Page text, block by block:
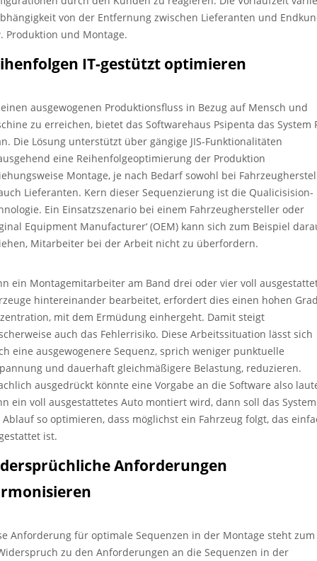
von der Entfernung zwischen Lieferanten und
Produktion und Montage.
IT-gestützt optimieren
ausgewogenen Produktionsfluss in Bezug auf Mensch und
zu erreichen, bietet das Softwarehaus Psipenta das System
Die Lösung unterstützt über gängige JIS-Funktionalitäten
eine Reihenfolgeoptimierung der Produktion
Montage, je nach Bedarf sowohl bei
Lieferanten. Kern dieser Sequenzierung ist die Qualicisision-
Ein Einsatzszenario bei einem Fahrzeughersteller oder
Equipment Manufacturer‘ (OEM) kann sich zum Beispiel
Mitarbeiter bei der Arbeit nicht zu überfordern.
ein Montagemitarbeiter am Band drei oder vier voll
hintereinander bearbeitet, erfordert dies einen hohen
mit dem Ermüdung einhergeht. Damit steigt
auch das Fehlerrisiko. Diese Arbeitssituation lässt sich
eine ausgewogenere Sequenz, sprich weniger punktuelle
und dauerhaft gleichmäßigere Belastung, reduzieren.
ausgedrückt könnte eine Vorgabe an die Software also
ein voll ausgestattetes Auto montiert wird, dann soll das System
so optimieren, dass möglichst ein Fahrzeug folgt, das
ist.
Anforderungen
Anforderung für optimale Sequenzen in der Montage steht zum
zu den Anforderungen an die Sequenzen in der